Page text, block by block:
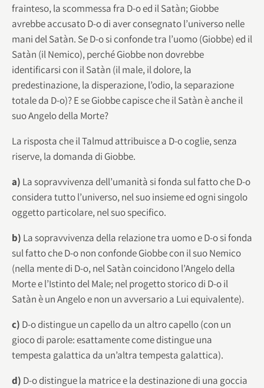
frainteso, la scommessa fra D-o ed il Satàn; Giobbe
avrebbe accusato D-o di aver consegnato l’universo nelle
mani del Satàn. Se D-o si confonde tra l’uomo (Giobbe) ed il
Satàn (il Nemico), perché Giobbe non dovrebbe
identificarsi con il Satàn (il male, il dolore, la
predestinazione, la disperazione, l’odio, la separazione
totale da D-o)? E se Giobbe capisce che il Satàn è anche il
suo Angelo della Morte?
La risposta che il Talmud attribuisce a D-o coglie, senza
riserve, la domanda di Giobbe.
a) La sopravvivenza dell’umanità si fonda sul fatto che D-o
considera tutto l’universo, nel suo insieme ed ogni singolo
oggetto particolare, nel suo specifico.
b) La sopravvivenza della relazione tra uomo e D-o si fonda
sul fatto che D-o non confonde Giobbe con il suo Nemico
(nella mente di D-o, nel Satàn coincidono l’Angelo della
Morte e l’Istinto del Male; nel progetto storico di D-o il
Satàn è un Angelo e non un avversario a Lui equivalente).
c) D-o distingue un capello da un altro capello (con un
gioco di parole: esattamente come distingue una
tempesta galattica da un’altra tempesta galattica).
d) D-o distingue la matrice e la destinazione di una goccia